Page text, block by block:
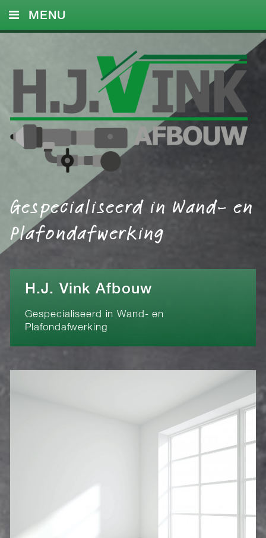
Gespecialiseerd in Wand- en
Plafondafwerking
MENU
DIENSTEN
REFERENTIES
CONTACT
H.J. Vink Afbouw
Gespecialiseerd in Wand- en
Plafondafwerking